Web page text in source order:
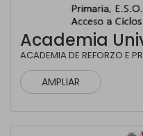
Academia
ACADEMIA DE REFORZO E
AMPLIAR